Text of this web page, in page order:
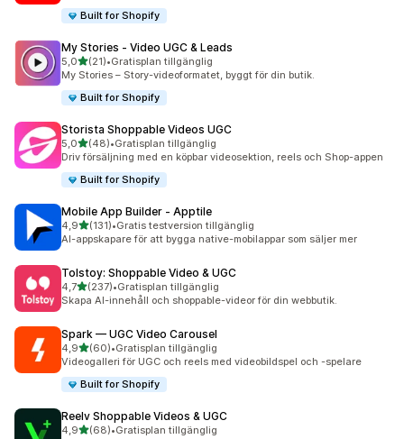
Built for Shopify
My Stories ‑ Video UGC & Leads
5,0av 5 stjärnor
(21)
21 recensioner totalt
•Gratisplan tillgänglig
My Stories – Story-videoformatet, byggt för din butik.
Built for Shopify
Storista Shoppable Videos UGC
5,0av 5 stjärnor
(48)
48 recensioner totalt
•Gratisplan tillgänglig
Driv försäljning med en köpbar videosektion, reels och Shop-appen
Built for Shopify
Mobile App Builder ‑ Apptile
4,9av 5 stjärnor
(131)
131 recensioner totalt
•Gratis testversion tillgänglig
AI-appskapare för att bygga native-mobilappar som säljer mer
Tolstoy: Shoppable Video & UGC
4,7av 5 stjärnor
(237)
237 recensioner totalt
•Gratisplan tillgänglig
Skapa AI-innehåll och shoppable-videor för din webbutik.
Spark — UGC Video Carousel
4,9av 5 stjärnor
(60)
60 recensioner totalt
•Gratisplan tillgänglig
Videogalleri för UGC och reels med videobildspel och -spelare
Built for Shopify
Reelv Shoppable Videos & UGC
4,9av 5 stjärnor
(68)
68 recensioner totalt
•Gratisplan tillgänglig